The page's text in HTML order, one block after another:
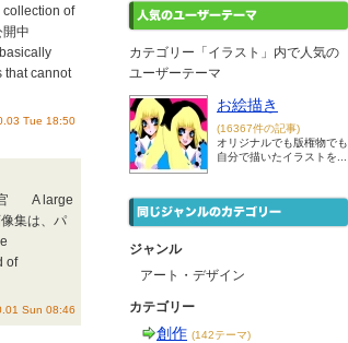
of
中
that cannot
Tue 18:50
官 A large
集は、パ
of
Sun 08:46
カテゴリー「イラスト」内で人気の
ユーザーテーマ
お絵描き
(16367件の記事)
オリジナルでも版権物でも
自分で描いたイラストを...
ジャンル
アート・デザイン
カテゴリー
創作 (142テーマ)